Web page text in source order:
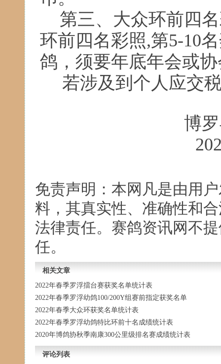
第三、大众环前四
环前四名彩照,第5-10
鸽，须要年底年会或
若涉及到个人应交
博
免责声明：本网凡是由用
料，其真实性、准确性和
法律责任。赛鸽资讯网不
任。
相关文章
2022年春季罗浮擂台赛获奖名单统计表
2022年春季罗浮幼鸽100/200Y组赛前指定获奖名单
2022年春季大众环获奖名单统计表
2022年春季罗浮幼鸽特比环前十名成绩统计表
2020年博鸽协秋季南康300公里级排名赛成绩统计表
评论列表